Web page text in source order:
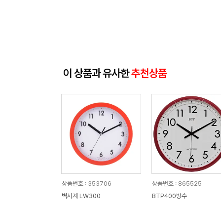
이 상품과 유사한추천상품
상품번호 : 353706
벽시계 LW300
상품번호 : 865525
BTP400방수